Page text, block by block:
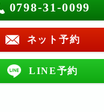
0798-31-0099
ネット予約
LINE予約